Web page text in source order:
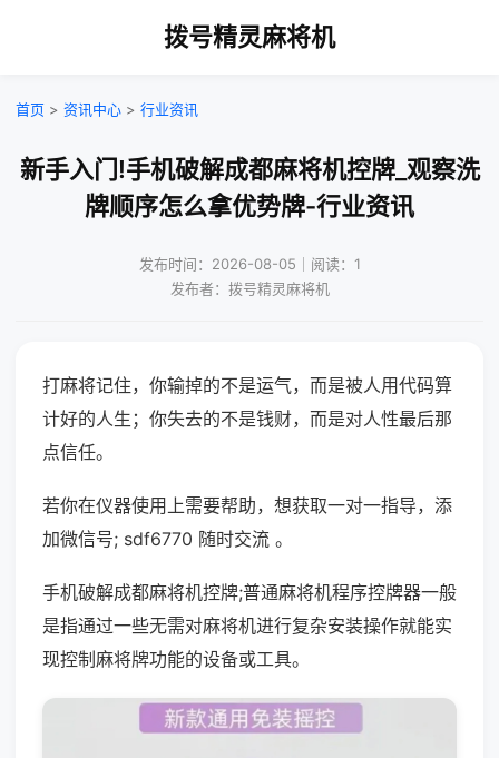
拨号精灵麻将机
首页 > 资讯中心 > 行业资讯
新手入门!手机破解成都麻将机控牌_观察洗
牌顺序怎么拿优势牌-行业资讯
发布时间：2026-08-05｜阅读：1
发布者：拨号精灵麻将机
打麻将记住，你输掉的不是运气，而是被人用代码算
计好的人生；你失去的不是钱财，而是对人性最后那
点信任。
若你在仪器使用上需要帮助，想获取一对一指导，添
加微信号; sdf6770 随时交流 。
手机破解成都麻将机控牌;普通麻将机程序控牌器一般
是指通过一些无需对麻将机进行复杂安装操作就能实
现控制麻将牌功能的设备或工具。